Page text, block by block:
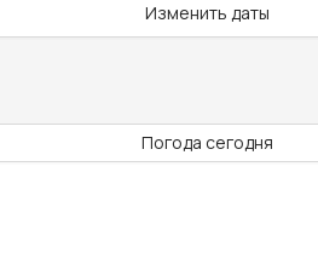
Изменить даты
Погода сегодня